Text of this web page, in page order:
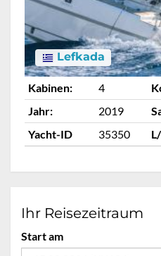
Lefkada
Kabinen: 4
Jahr:
2019
Yacht-ID
35350
Ihr Reisezeitraum
Start am